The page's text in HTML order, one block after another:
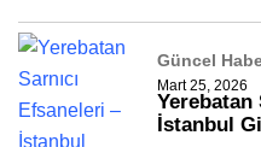
Güncel
Mart 25, 2026
Yerebatan
İstanbul